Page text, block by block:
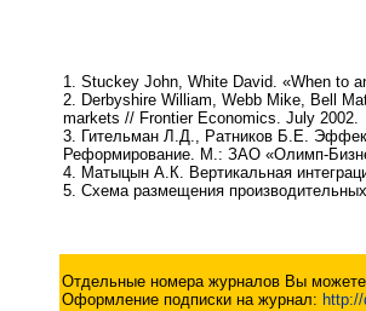
1. Stuckey John, White David. «When to
2. Derbyshire William, Webb Mike, Bell
markets // Frontier Economics. July 2002.
3. Гительман Л.Д., Ратников Б.Е.
Реформирование. М.: ЗАО «Олимп-
4. Матыцын А.К. Вертикальная
5. Схема размещения
Отдельные номера журналов Вы
Оформление подписки на журнал: